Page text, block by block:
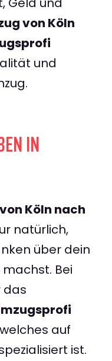
von Köln
und
IN
Köln nach
natürlich,
über dein
machst. Bei
das
auf
ist.